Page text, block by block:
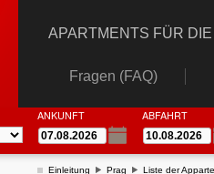
APARTMENTS FÜR
Fragen (FAQ)
ANKUNFT ABFAHRT
Einleitung Prag Liste der